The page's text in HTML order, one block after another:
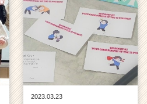
2023.03.23